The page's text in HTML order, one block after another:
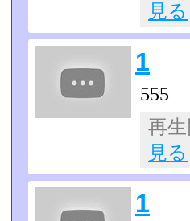
見る
1
555
再
見る
1